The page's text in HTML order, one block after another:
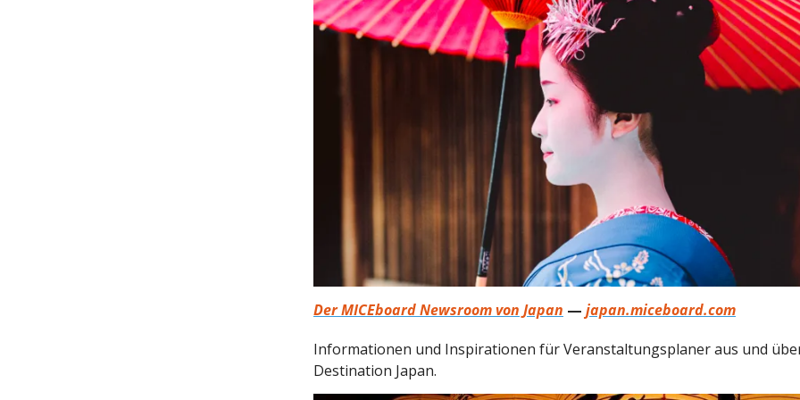
Der MICEboard Newsroom von Japan — japan.miceboard.com
Informationen und Inspirationen für Veranstaltungsplaner aus und
Destination Japan.